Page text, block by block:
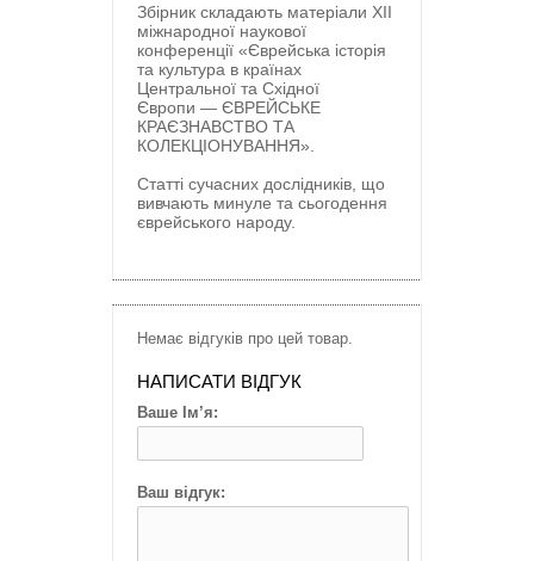
Збірник складають матеріали ХІІ
міжнародної наукової
конференції «Єврейська історія
та культура в країнах
Центральної та Східної
Європи — ЄВРЕЙСЬКЕ
КРАЄЗНАВСТВО ТА
КОЛЕКЦІОНУВАННЯ».
Статті сучасних дослідників, що
вивчають минуле та сьогодення
єврейського народу.
Немає відгуків про цей товар.
НАПИСАТИ ВІДГУК
Ваше Ім’я:
Ваш відгук: